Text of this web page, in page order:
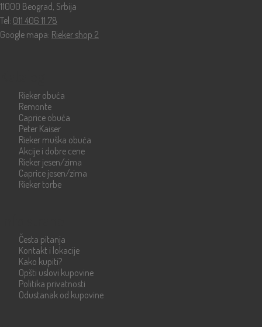
11000 Beograd, Srbija
Tel: 011 406 11 78
Google mapa: Rieker shop 2
Rieker obuća
Remonte
Caprice obuća
Peter Kaiser
Rieker muška obuća
Akcije i dobre cene
Rieker jesen/zima
Caprice jesen/zima
Rieker torbe
Česta pitanja
Kontakt i lokacije
Kako kupiti?
Opšti uslovi kupovine
Politika privatnosti
Odustanak od kupovine